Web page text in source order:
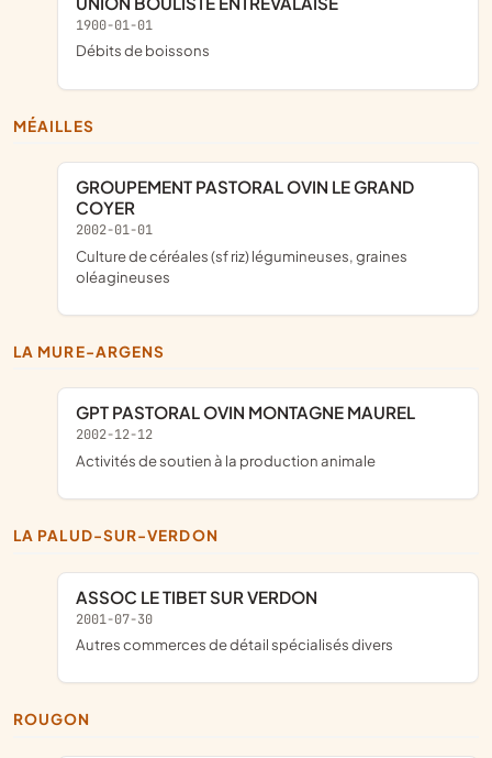
1900-01-01
Débits de boissons
MÉAILLES
GROUPEMENT PASTORAL OVIN LE GRAND
COYER
2002-01-01
Culture de céréales (sf riz) légumineuses, graines
oléagineuses
LA MURE-ARGENS
GPT PASTORAL OVIN MONTAGNE MAUREL
2002-12-12
Activités de soutien à la production animale
LA PALUD-SUR-VERDON
ASSOC LE TIBET SUR VERDON
2001-07-30
Autres commerces de détail spécialisés divers
ROUGON